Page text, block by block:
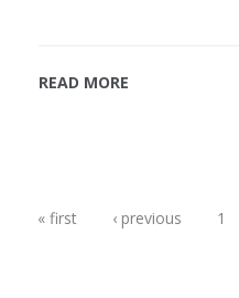
READ MORE
Pages
« first ‹ previous 1